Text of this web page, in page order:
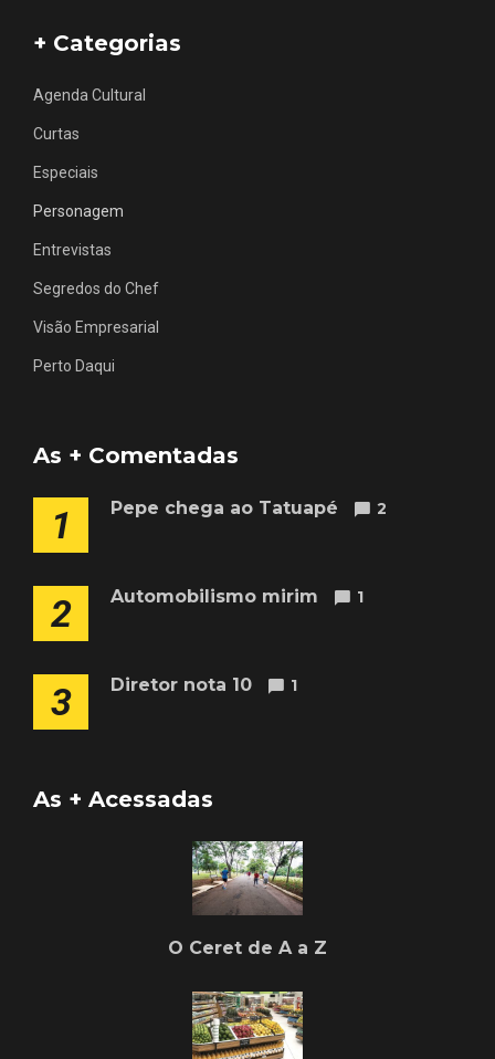
+ Categorias
Agenda Cultural
Curtas
Especiais
Personagem
Entrevistas
Segredos do Chef
Visão Empresarial
Perto Daqui
As + Comentadas
1 Pepe chega ao Tatuapé 2
2 Automobilismo mirim 1
3 Diretor nota 10 1
As + Acessadas
O Ceret de A a Z